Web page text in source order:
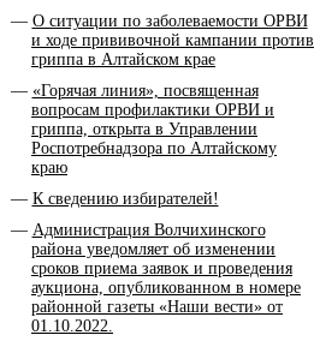
О ситуации по заболеваемости ОРВИ
и ходе прививочной кампании против
гриппа в Алтайском крае
«Горячая линия», посвященная
вопросам профилактики ОРВИ и
гриппа, открыта в Управлении
Роспотребнадзора по Алтайскому
краю
К сведению избирателей!
Администрация Волчихинского
района уведомляет об изменении
сроков приема заявок и проведения
аукциона, опубликованном в номере
районной газеты «Наши вести» от
01.10.2022.